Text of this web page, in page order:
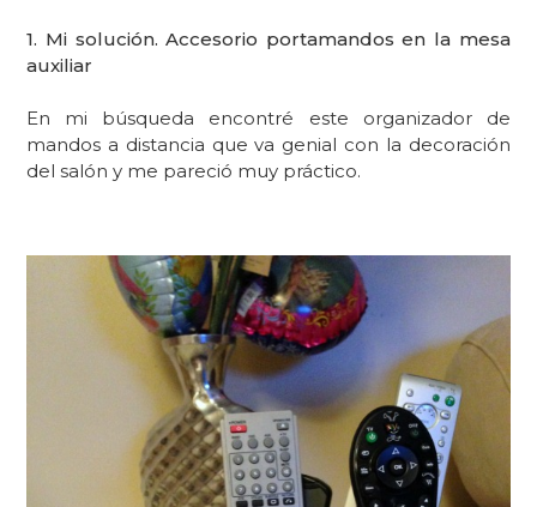
1. Mi solución. Accesorio portamandos en la mesa
auxiliar
En mi búsqueda encontré este organizador de
mandos a distancia que va genial con la decoración
del salón y me pareció muy práctico.